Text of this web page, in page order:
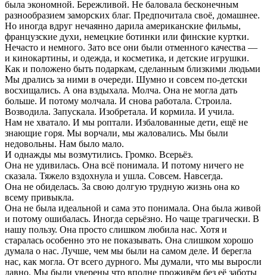
была экономной. Бережливой. Не баловала бесконечным
разнообразием заморских благ. Предпочитала своё, домашнее.
Но иногда вдруг нечаянно дарила американские фильмы,
французские духи, немецкие ботинки или финские куртки.
Нечасто и немного. Зато все они были отменного качества —
и кинокартины, и одежда, и косметика, и детские игрушки.
Как и положено быть подаркам, сделанным близкими людьми
Мы дрались за ними в очереди. Шумно и совсем по-детски
восхищались. А она вздыхала. Молча. Она не могла дать
больше. И потому молчала. И снова работала. Строила.
Возводила. Запускала. Изобретала. И кормила. И учила.
Нам не хватало. И мы роптали. Избалованные дети, ещё не
знающие горя. Мы ворчали, мы жаловались. Мы были
недовольны. Нам было мало.
И однажды мы возмутились. Громко. Всерьёз.
Она не удивилась. Она всё понимала. И потому ничего не
сказала. Тяжело вздохнула и ушла. Совсем. Навсегда.
Она не обиделась. За свою долгую трудную жизнь она ко
всему привыкла.
Она не была идеальной и сама это понимала. Она была живой
и потому ошибалась. Иногда серьёзно. Но чаще трагически. В
нашу пользу. Она просто слишком любила нас. Хотя и
старалась особенно это не показывать. Она слишком хорошо
думала о нас. Лучше, чем мы были на самом деле. И берегла
нас, как могла. От всего дурного. Мы думали, что мы выросли
давно. Мы были уверены что вполне проживём без её заботы